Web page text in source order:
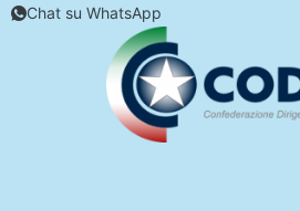
Chat su WhatsApp